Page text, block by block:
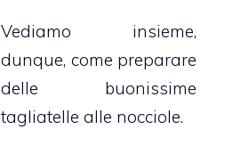
Vediamo insieme,
dunque, come preparare
delle buonissime
tagliatelle alle nocciole.